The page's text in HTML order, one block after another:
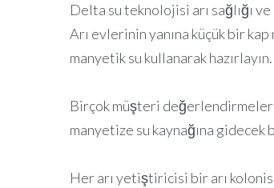
Delta su teknolojisi arı sağlığı
Arı evlerinin yanına küçük bir kap
manyetik su kullanarak hazırlayın.
Birçok müşteri
manyetize su kaynağına gidecek
Her arı yetiştiricisi bir arı